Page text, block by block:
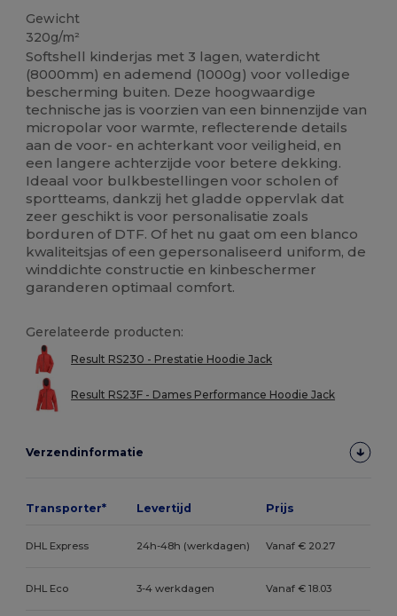
Gewicht
320g/m²
Softshell kinderjas met 3 lagen, waterdicht
(8000mm) en ademend (1000g) voor volledige
bescherming buiten. Deze hoogwaardige
technische jas is voorzien van een binnenzijde van
micropolar voor warmte, reflecterende details
aan de voor- en achterkant voor veiligheid, en
een langere achterzijde voor betere dekking.
Ideaal voor bulkbestellingen voor scholen of
sportteams, dankzij het gladde oppervlak dat
zeer geschikt is voor personalisatie zoals
borduren of DTF. Of het nu gaat om een blanco
kwaliteitsjas of een gepersonaliseerd uniform, de
winddichte constructie en kinbeschermer
garanderen optimaal comfort.
Gerelateerde producten:
Result RS230 - Prestatie Hoodie Jack
Result RS23F - Dames Performance Hoodie Jack
Verzendinformatie
Transporter* Levertijd Prijs
DHL Express 24h-48h (werkdagen) Vanaf € 20.27
DHL Eco 3-4 werkdagen Vanaf € 18.03